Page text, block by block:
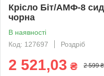
Крісло Біт/АМФ-8
чорна
В наявності
Код: 127697
Роздріб
2 521,03 ₴ 2 599 ₴